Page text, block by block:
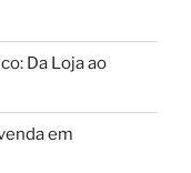
Da Loja ao
em